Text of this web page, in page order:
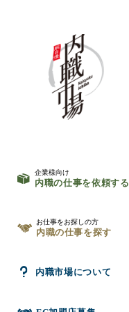
企業様向け
内職の仕事を依頼する
お仕事をお探しの方
内職の仕事を探す
内職市場について